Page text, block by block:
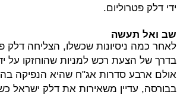
ידי דלק פטרוליום.
שב ואל תעשה
לאחר כמה ניסיונות שכשלו, הצליחה
בדרך של הצעת רכש למניות שהוחזקו על
בבורסה, עדיין משאירות את דלק ישראל